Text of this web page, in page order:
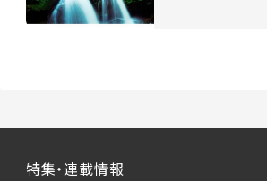
特集・連載情報